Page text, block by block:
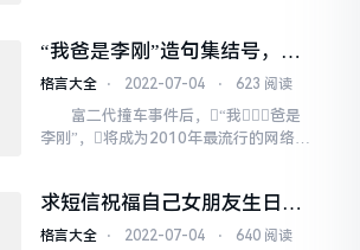
侠，在他的诗作中，更是不乏
“长剑一杯酒，男儿方寸心”、“十五好
子。“十步杀一人...
“我爸是李刚”造句集结号，你
也来一句？
格言大全 ⋅ 2022-07-04 ⋅ 623 阅读
富二代撞车事件后，“我爸是
李刚”，将成为2010年最流行的网络语
月光，我爸是李刚；老夫聊发少年
狂，我爸爸，是李刚；试问卷帘
求短信祝福自己女朋友生日快
乐的 ,藏头诗,李丽丽生日快乐
格言大全 ⋅ 2022-07-04 ⋅ 640 阅读